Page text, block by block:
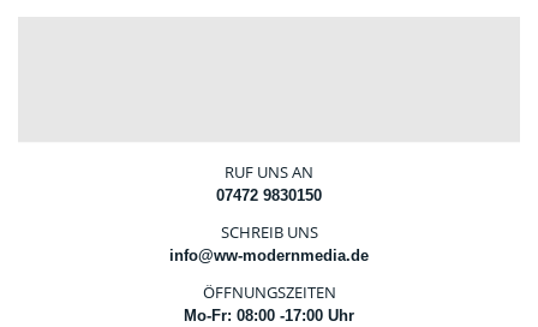
RUF UNS AN
07472 9830150
SCHREIB UNS
info@ww-modernmedia.de
ÖFFNUNGSZEITEN
Mo-Fr: 08:00 -17:00 Uhr